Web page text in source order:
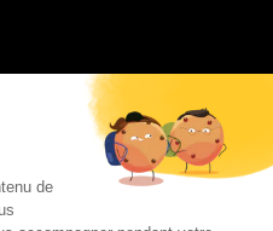
de